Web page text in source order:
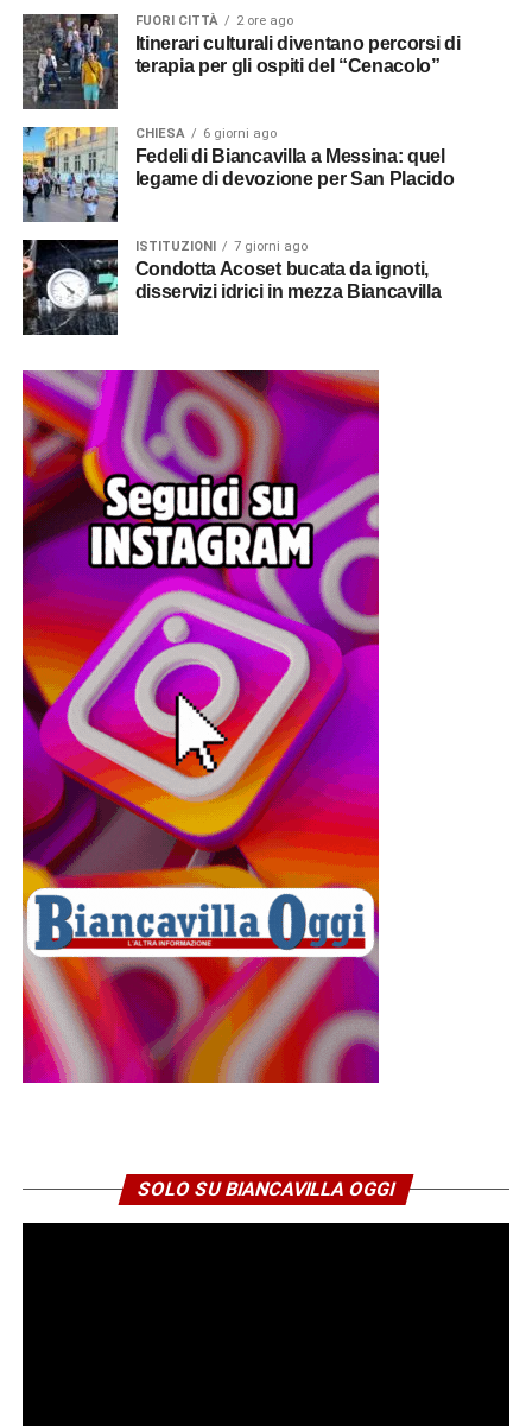
FUORI CITTÀ 2 ore ago
Itinerari culturali diventano percorsi di
terapia per gli ospiti del “Cenacolo”
CHIESA 6 giorni ago
Fedeli di Biancavilla a Messina: quel
legame di devozione per San Placido
ISTITUZIONI 7 giorni ago
Condotta Acoset bucata da ignoti,
disservizi idrici in mezza Biancavilla
SOLO SU BIANCAVILLA OGGI